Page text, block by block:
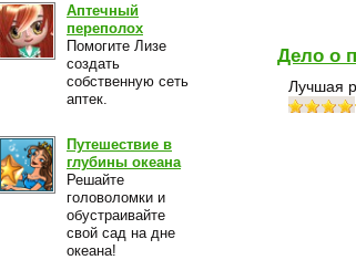
Аптечный
переполох
Помогите Лизе
создать
собственную сеть
аптек.
Путешествие в
глубины океана
Решайте
головоломки и
обустраивайте
свой сад на дне
океана!
Дело о
Лучшая